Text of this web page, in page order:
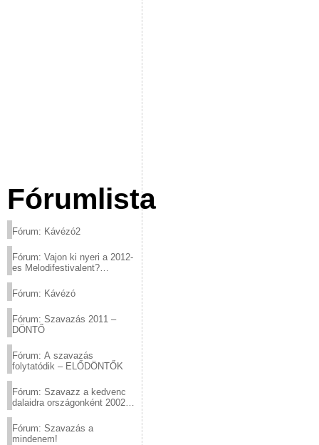
Fórumlista
Fórum: Kávézó2
Fórum: Vajon ki nyeri a 2012-
es Melodifestivalent?
Fórum: Kávézó
Fórum: Szavazás 2011 –
DÖNTŐ
Fórum: A szavazás
folytatódik – ELŐDÖNTŐK
Fórum: Szavazz a kedvenc
dalaidra országonként 2002
Fórum: Szavazás a
mindenem!